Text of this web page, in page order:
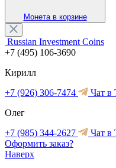
Монета в корзине
Russian Investment Coins
+7 (495) 106-3690
Кирилл
+7 (926) 306-7474
Чат в
Олег
+7 (985) 344-2627
Чат в
Оформить заказ?
Наверх